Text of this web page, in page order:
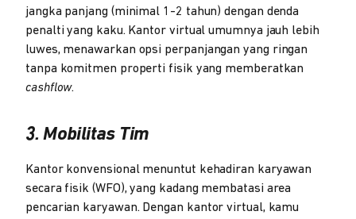
jangka panjang (minimal 1-2 tahun) dengan denda
penalti yang kaku. Kantor virtual umumnya jauh lebih
luwes, menawarkan opsi perpanjangan yang ringan
tanpa komitmen properti fisik yang memberatkan
cashflow.
3. Mobilitas Tim
Kantor konvensional menuntut kehadiran karyawan
secara fisik (WFO), yang kadang membatasi area
pencarian karyawan. Dengan kantor virtual, kamu